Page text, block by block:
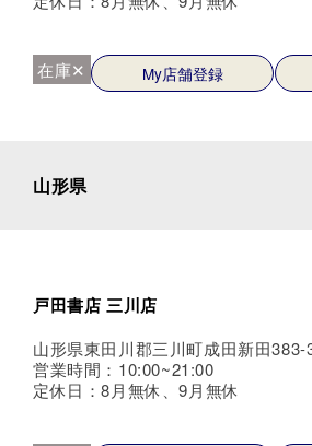
在庫✕ My店舗登録
山形県
戸田書店 三川店
山形県東田川郡三川町成田新田383-
営業時間：10:00~21:00
定休日：8月無休、9月無休